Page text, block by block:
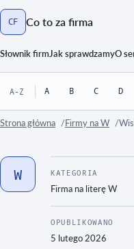
CF Co to za firma
Strona główna
Słownik firmJak sprawdzamyO
A-Z A B C D
Strona główna Firmy na W
W KATEGORIA
Firma na literęW
OPUBLIKOWANO
5 lutego 2026